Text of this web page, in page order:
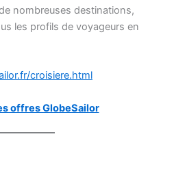
nombreuses destinations,
les profils de voyageurs en
croisiere.html
offres GlobeSailor